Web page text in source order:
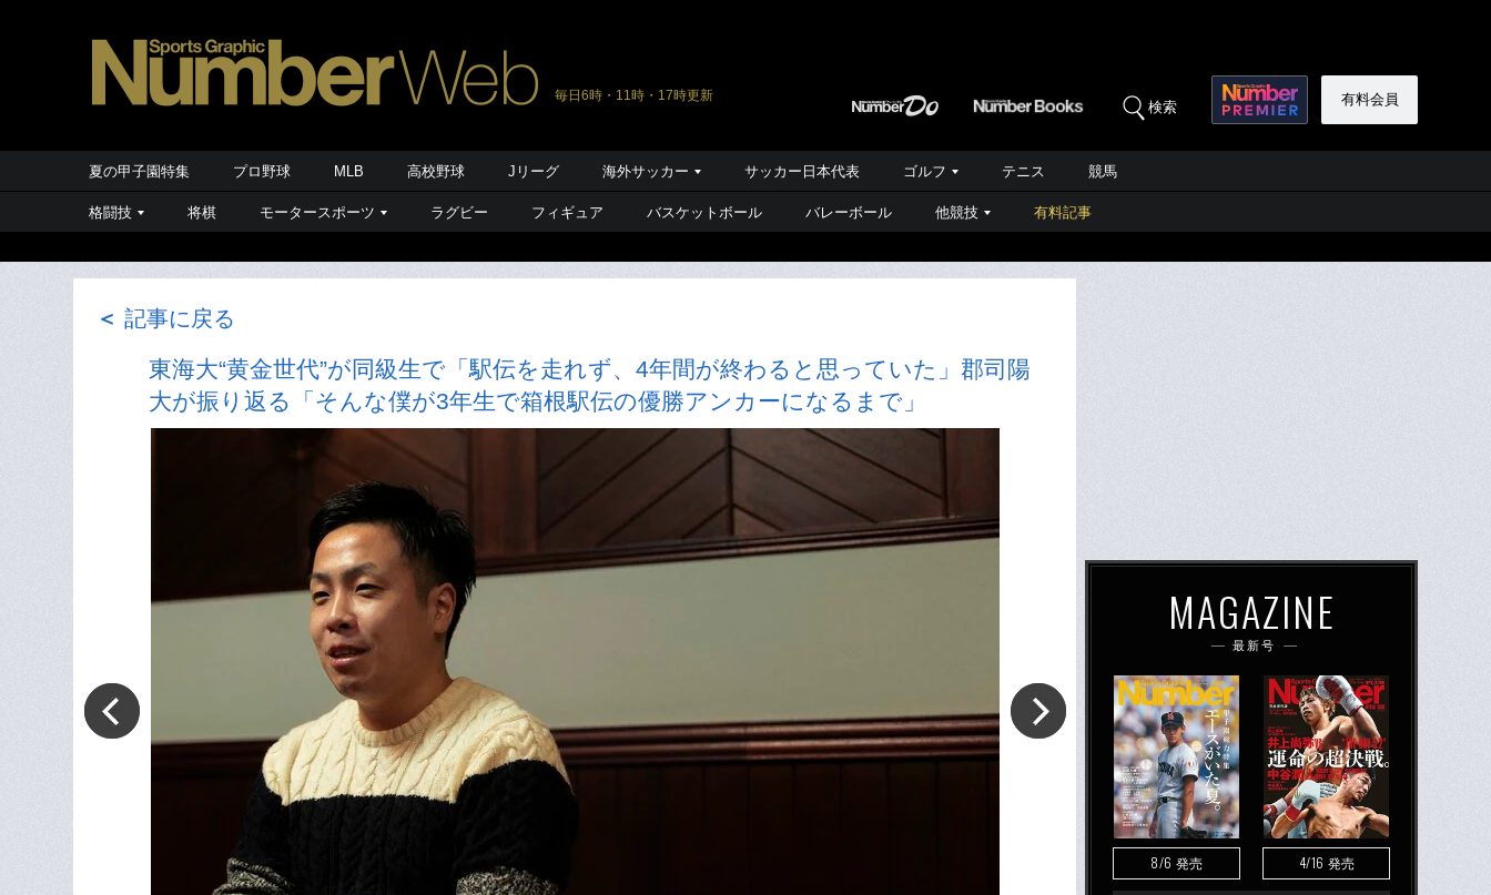
毎日6時・11時・17時更新
検索 有料会員
夏の甲子園特集 プロ野球 MLB 高校野球 Jリーグ 海外サッカー サッカー日本代表 ゴルフ テニス 競馬
格闘技 将棋 モータースポーツ ラグビー フィギュア バスケットボール バレーボール 他競技 有料記事
＜ 記事に戻る
東海大“黄金世代”が同級生で「駅伝を走れず、4年間が終わると思っていた」郡司陽
大が振り返る「そんな僕が3年生で箱根駅伝の優勝アンカーになるまで」
MAGAZINE
最新号
8/6 発売 4/16 発売